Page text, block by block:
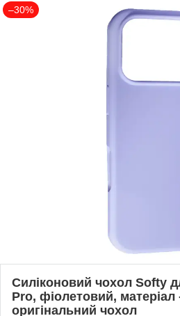
–30%
Силіконовий чохол Softy
Pro, фіолетовий, матеріал
оригінальний чохол